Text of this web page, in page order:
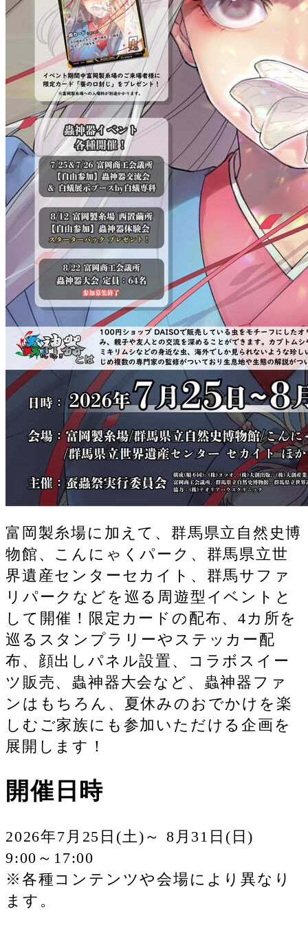
富岡製糸場に加えて、群馬県立自然史博
物館、こんにゃくパーク、群馬県立世
界遺産センターセカイト、群馬サファ
リパークなどを巡る周遊型イベントと
して開催！限定カードの配布、4カ所を
巡るスタンプラリーやステッカー配
布、顔出しパネル設置、コラボスイー
ツ販売、蟲神器大会など、蟲神器ファ
ンはもちろん、夏休みのおでかけを楽
しむご家族にも参加いただける企画を
展開します！
開催日時
2026年7月25日(土)～ 8月31日(日)
9:00～17:00
※各種コンテンツや会場により異なり
ます。